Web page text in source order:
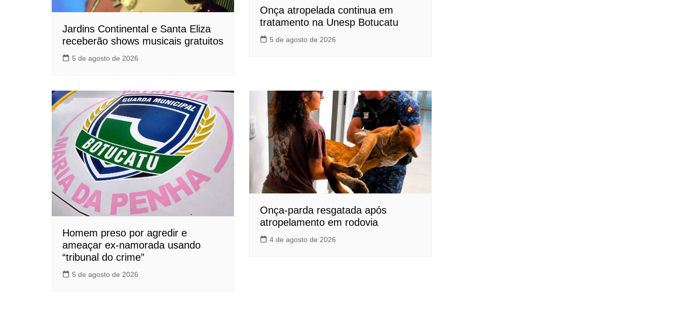
Jardins Continental e Santa Eliza
receberão shows musicais gratuitos
5 de agosto de 2026
Onça atropelada continua em
tratamento na Unesp Botucatu
5 de agosto de 2026
Homem preso por agredir e
ameaçar ex-namorada usando
“tribunal do crime”
5 de agosto de 2026
Onça-parda resgatada após
atropelamento em rodovia
4 de agosto de 2026